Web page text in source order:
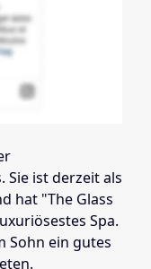
ist derzeit als
hat "The Glass
Spa.
Sohn ein gutes